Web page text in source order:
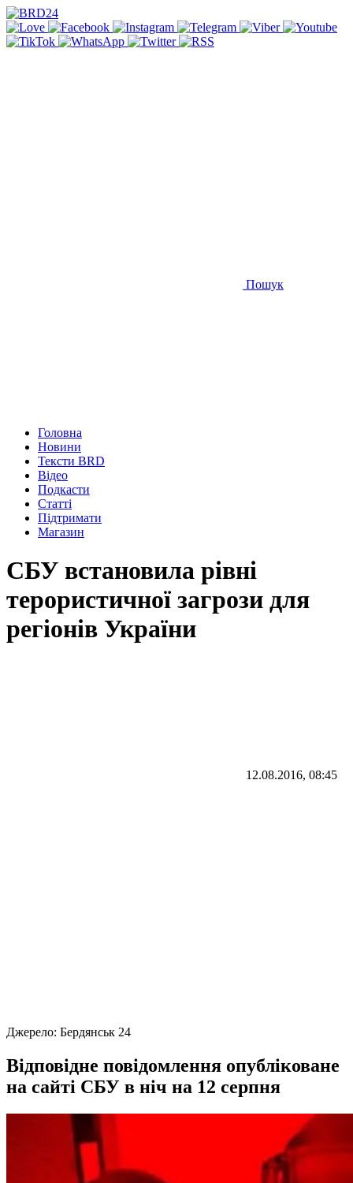
Пошук
Головна
Новини
Тексти BRD
Відео
Подкасти
Статті
Підтримати
Магазин
СБУ встановила рівні
терористичної загрози для
регіонів України
12.08.2016, 08:45
Джерело: Бердянськ 24
Відповідне повідомлення опубліковане
на сайті СБУ в ніч на 12 серпня